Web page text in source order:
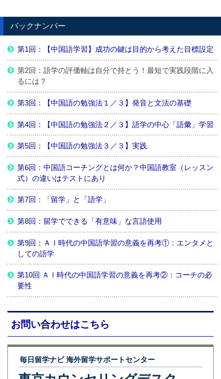
バックナンバー
第1回：【中国語学習】成功の鍵は目的から考えた目標設定
第2回：語学の評価軸は自分で持とう！最短で実践段階に入
るには？
第3回：【中国語の勉強法１／３】発音と文法の基礎
第4回：【中国語の勉強法２／３】語学の中心「語彙」学習
第5回：【中国語の勉強法３／３】実践
第6回：中国語コーチングとは何か？中国語教室（レッスン
式）の違いはテストにあり
第7回：「留学」と「語学」
第8回：留学でできる「有意味」な言語使用
第9回：ＡＩ時代の中国語学習の意義を再考①：エンタメと
しての語学
第10回 ＡＩ時代の中国語学習の意義を再考②：コーチの必
要性
お問い合わせはこちら
毎日留学ナビ 海外留学サポートセンター